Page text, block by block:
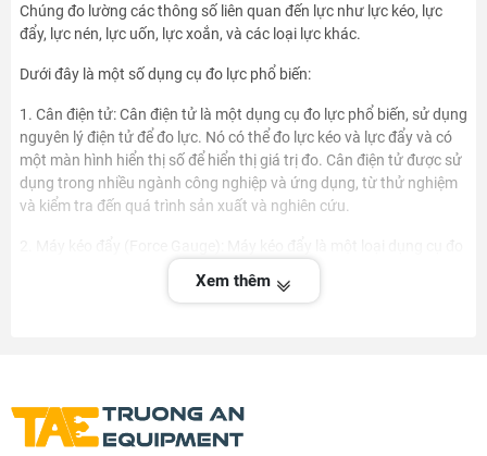
Chúng đo lường các thông số liên quan đến lực như lực kéo, lực
đẩy, lực nén, lực uốn, lực xoắn, và các loại lực khác.
Dưới đây là một số dụng cụ đo lực phổ biến:
1. Cân điện tử: Cân điện tử là một dụng cụ đo lực phổ biến, sử dụng
nguyên lý điện tử để đo lực. Nó có thể đo lực kéo và lực đẩy và có
một màn hình hiển thị số để hiển thị giá trị đo. Cân điện tử được sử
dụng trong nhiều ngành công nghiệp và ứng dụng, từ thử nghiệm
và kiểm tra đến quá trình sản xuất và nghiên cứu.
lực di động được sử dụng để đo lực tác động lên một đối tượng. Nó
bao gồm một đầu cảm biến và một màn hình hiển thị để đọc giá trị
dụng để đo lực căng trong các ứng dụng như kiểm tra sức căng
của dây cáp, sợi, dây chằng, và các vật liệu dẫn lực khác. Nó có thể
Xem thêm